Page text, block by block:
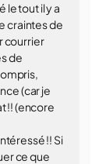
le tout il y a
craintes de
courrier
de
(car je
!! (encore
!! Si
ce que